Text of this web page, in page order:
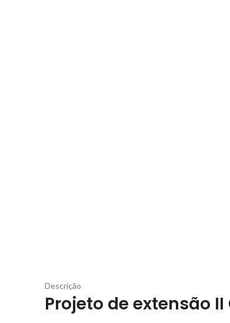
Descrição
Projeto de extensão